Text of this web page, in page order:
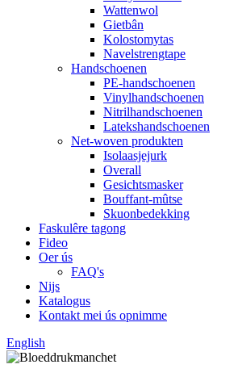
Wattenwol
Gietbân
Kolostomytas
Navelstrengtape
Handschoenen
PE-handschoenen
Vinylhandschoenen
Nitrilhandschoenen
Latekshandschoenen
Net-woven produkten
Isolaasjejurk
Overall
Gesichtsmasker
Bouffant-mûtse
Skuonbedekking
Faskulêre tagong
Fideo
Oer ús
FAQ's
Nijs
Katalogus
Kontakt mei ús opnimme
English